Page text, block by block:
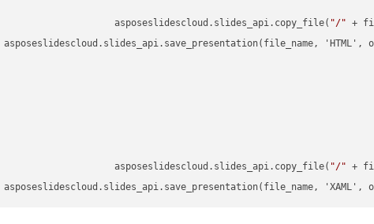
asposeslidescloud.slides_api.copy_file( "/" +
asposeslidescloud.slides_api.save_presentation(file_name, 'HTML',
asposeslidescloud.slides_api.copy_file( "/" +
asposeslidescloud.slides_api.save_presentation(file_name, 'XAML',